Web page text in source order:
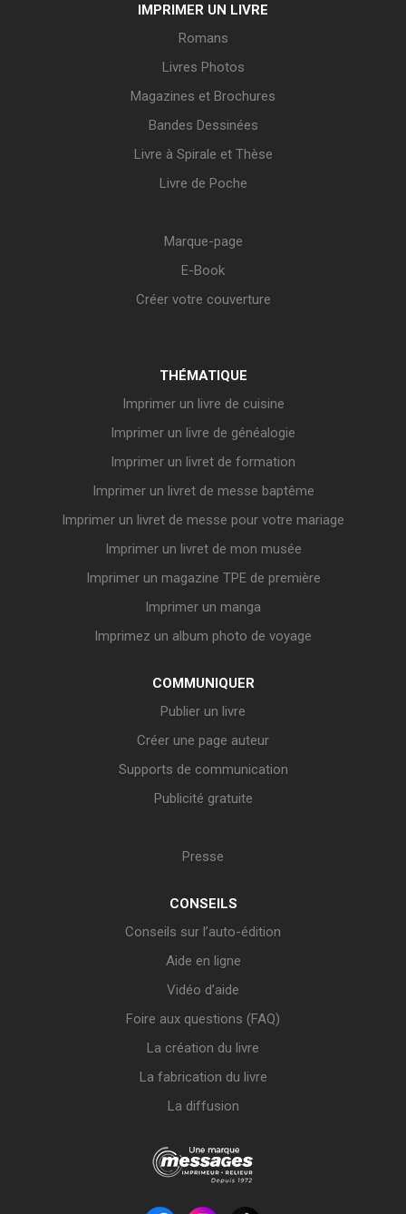
IMPRIMER UN LIVRE
Romans
Livres Photos
Magazines et Brochures
Bandes Dessinées
Livre à Spirale et Thèse
Livre de Poche
Marque-page
E-Book
Créer votre couverture
THÉMATIQUE
Imprimer un livre de cuisine
Imprimer un livre de généalogie
Imprimer un livret de formation
Imprimer un livret de messe baptême
Imprimer un livret de messe pour votre mariage
Imprimer un livret de mon musée
Imprimer un magazine TPE de première
Imprimer un manga
Imprimez un album photo de voyage
COMMUNIQUER
Publier un livre
Créer une page auteur
Supports de communication
Publicité gratuite
Presse
CONSEILS
Conseils sur l’auto-édition
Aide en ligne
Vidéo d’aide
Foire aux questions (FAQ)
La création du livre
La fabrication du livre
La diffusion